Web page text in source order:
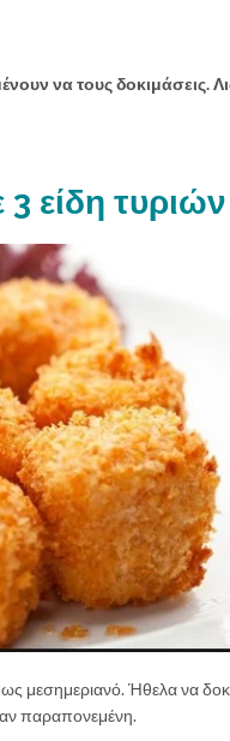
να τους δοκιμάσεις.
είδη τυριών
μεσημεριανό. Ήθελα να
παραπονεμένη.